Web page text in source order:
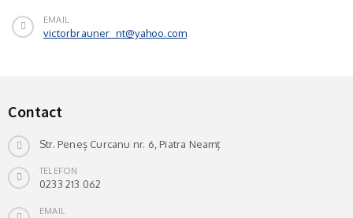
EMAIL
victorbrauner_nt@yahoo.com
Contact
Str. Peneș Curcanu nr. 6, Piatra Neamț
TELEFON
0233 213 062
EMAIL